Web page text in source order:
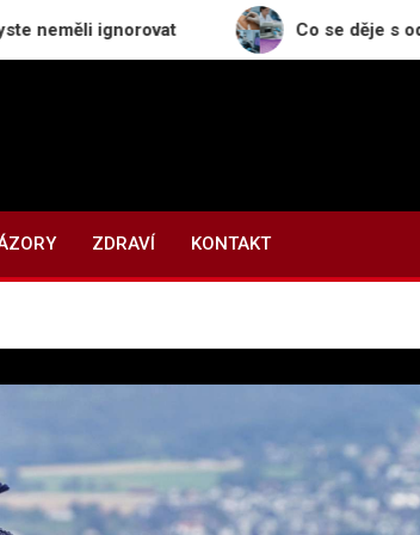
Co se děje s odstraněným
ZDRAVÍ KONTAKT